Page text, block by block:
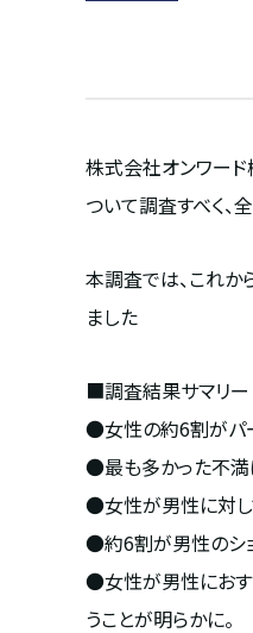
株式会社オンワー
ついて調査すべく、
本調査では、これか
ました
■調査結果サマリー
●女性の約6割がパ
●最も多かった不満
●女性が男性に対し
●約6割が男性のシ
●女性が男性におす
うことが明らかに。